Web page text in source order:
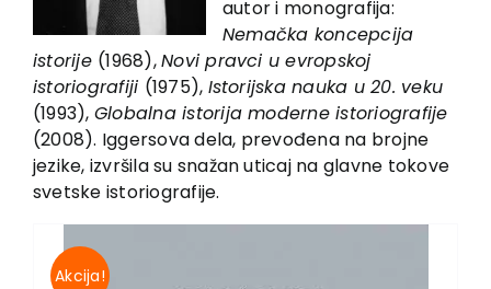
Contact
autor i monografija:
Nemačka koncepcija
istorije (1968),Novi pravci u evropskoj
istoriografiji (1975), Istorijska nauka u 20. veku
(1993), Globalna istorija moderne istoriografije
(2008). Iggersova dela, prevođena na brojne
jezike, izvršila su snažan uticaj na glavne tokove
svetske istoriografije.
Akcija!